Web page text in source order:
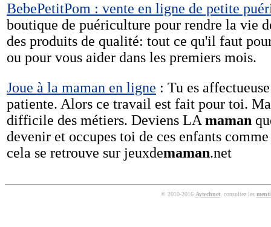
BebePetitPom : vente en ligne de petite
boutique de puériculture pour rendre la vie
des produits de qualité: tout ce qu'il faut
ou pour vous aider dans les premiers mois.
Joue à la maman en ligne : Tu es
patiente. Alors ce travail est fait pour toi.
difficile des métiers. Deviens LA maman
devenir et occupes toi de ces enfants
cela se retrouve sur jeuxdemaman.net
© 2010-2016 Aytechnet, consultez les